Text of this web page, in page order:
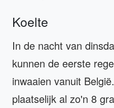
Koelte
In de nacht van
kunnen de eerste
inwaaien vanuit
plaatselijk al zo'n 8